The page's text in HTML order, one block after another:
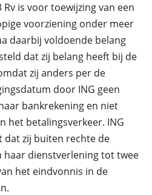
is voor toewijzing van een
voorziening onder meer
daarbij voldoende belang
dat zij belang heeft bij de
zij anders per de
door ING geen
bankrekening en niet
het betalingsverkeer. ING
dat zij buiten rechte de
haar dienstverlening tot twee
het eindvonnis in de